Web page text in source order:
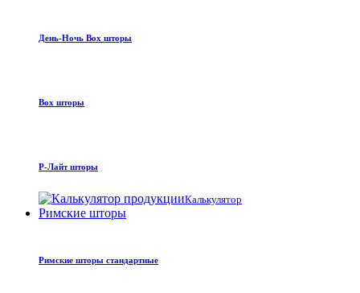
День-Ночь Box шторы
Box шторы
Р-Лайт шторы
Калькулятор
Римские шторы
Римские шторы стандартные